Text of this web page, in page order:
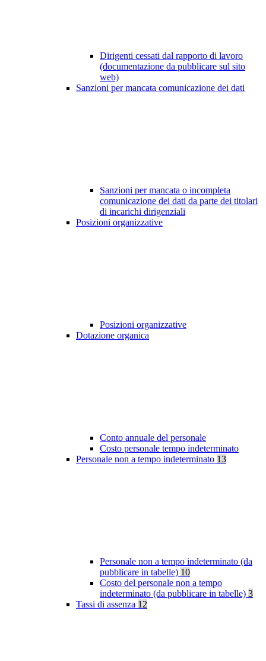
Dirigenti cessati dal rapporto di lavoro
(documentazione da pubblicare sul sito
web)
Sanzioni per mancata comunicazione dei dati
Sanzioni per mancata o incompleta
comunicazione dei dati da parte dei titolari
di incarichi dirigenziali
Posizioni organizzative
Posizioni organizzative
Dotazione organica
Conto annuale del personale
Costo personale tempo indeterminato
Personale non a tempo indeterminato 13
Personale non a tempo indeterminato (da
pubblicare in tabelle) 10
Costo del personale non a tempo
indeterminato (da pubblicare in tabelle) 3
Tassi di assenza 12